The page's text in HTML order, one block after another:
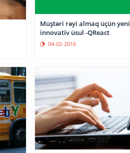
Müştəri rəyi almaq üçün yeni
innovativ üsul -QReact
04-02-2016